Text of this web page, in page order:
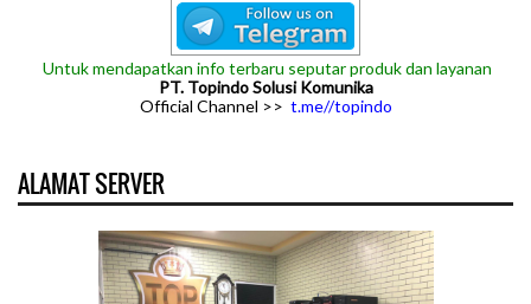
Untuk mendapatkan info terbaru seputar produk dan layanan
PT. Topindo Solusi Komunika
Official Channel >> t.me//topindo
ALAMAT SERVER